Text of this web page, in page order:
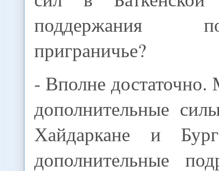
поддержания
приграничье?
- Вполне
дополнительные
Хайдаркане и
дополнительные